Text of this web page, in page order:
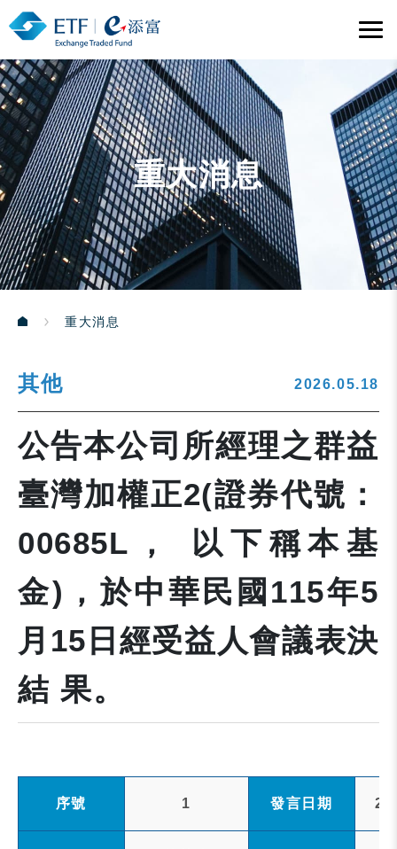
重大消息
重大消息
其他 2026.05.18
公告本公司所經理之群益
臺灣加權正2(證券代號：
00685L， 以下稱本基
金)，於中華民國115年5
月15日經受益人會議表決
結 果。
序號 1 發言日期